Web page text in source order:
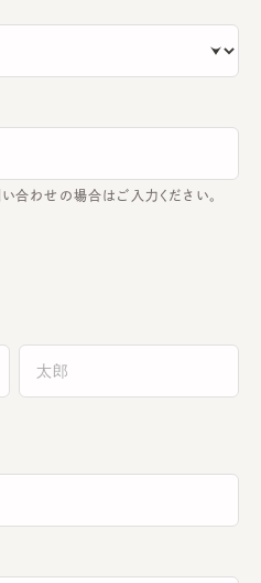
合わせの場合はご入力ください。